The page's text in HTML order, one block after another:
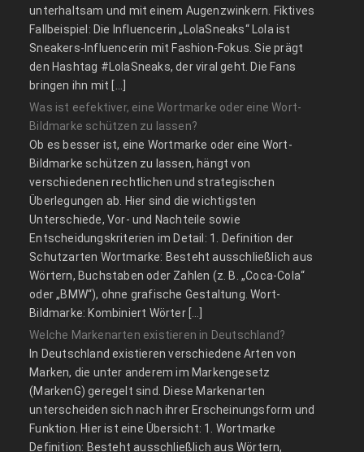
unterhaltsam und mit einem Augenzwinkern. Fiktives
Fallbeispiel: Die Influencerin „LolaSneaks“ Lola ist
Sneakers-Influencerin mit Fashion-Fokus. Sie prägt
den Hashtag #LolaSneaks, der viral geht. Die Fans
bringen ihn mit […]
Was ist eefektiver, eine Wortmarke oder eine Wort-
Bildmarke schützen zu lassen?
Ob es besser ist, eine Wortmarke oder eine Wort-
Bildmarke schützen zu lassen, hängt von
verschiedenen rechtlichen und strategischen
Überlegungen ab. Hier sind die wichtigsten
Unterschiede, Vor- und Nachteile sowie
Entscheidungskriterien im Detail: 1. Definition der
Schutzarten Wortmarke: Besteht ausschließlich aus
Wörtern, Buchstaben oder Zahlen (z. B. „Coca-Cola“
oder „BMW“), ohne grafische Gestaltung. Wort-
Bildmarke: Kombiniert Wörter […]
Welche Markenarten existieren in Deutschland?
In Deutschland existieren verschiedene Arten von
Marken, die unter anderem im Markengesetz
(MarkenG) geregelt sind. Diese Markenarten
unterscheiden sich nach ihrer Erscheinungsform und
Funktion. Hier ist eine Übersicht: 1. Wortmarke
Definition: Besteht ausschließlich aus Wörtern,